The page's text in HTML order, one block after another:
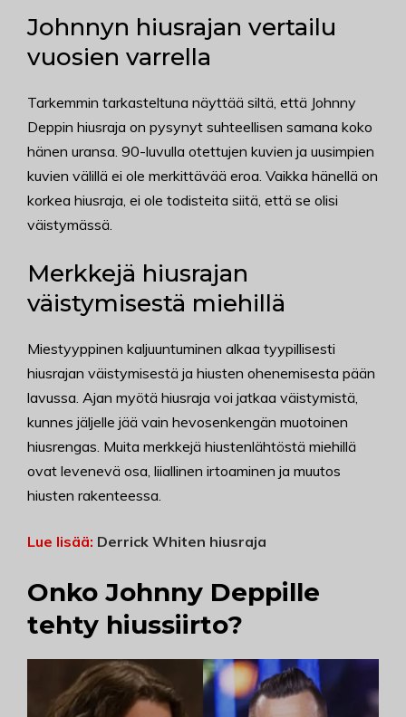
Johnnyn hiusrajan vertailu
vuosien varrella
Tarkemmin tarkasteltuna näyttää siltä, että Johnny
Deppin hiusraja on pysynyt suhteellisen samana koko
hänen uransa. 90-luvulla otettujen kuvien ja uusimpien
kuvien välillä ei ole merkittävää eroa. Vaikka hänellä on
korkea hiusraja, ei ole todisteita siitä, että se olisi
väistymässä.
Merkkejä hiusrajan
väistymisestä miehillä
Miestyyppinen kaljuuntuminen alkaa tyypillisesti
hiusrajan väistymisestä ja hiusten ohenemisesta pään
lavussa. Ajan myötä hiusraja voi jatkaa väistymistä,
kunnes jäljelle jää vain hevosenkengän muotoinen
hiusrengas. Muita merkkejä hiustenlähtöstä miehillä
ovat levenevä osa, liiallinen irtoaminen ja muutos
hiusten rakenteessa.
Lue lisää: Derrick Whiten hiusraja
Onko Johnny Deppille
tehty hiussiirto?